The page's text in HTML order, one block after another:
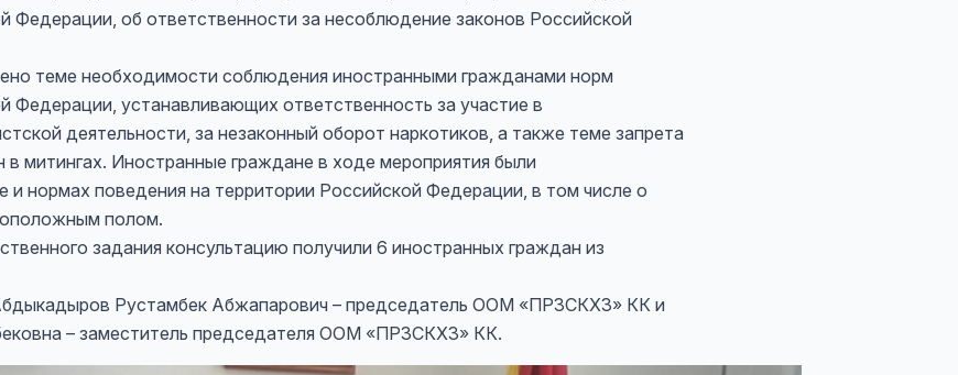
Федерации, об ответственности за несоблюдение законов Российской
теме необходимости соблюдения иностранными гражданами норм
Федерации, устанавливающих ответственность за участие в
деятельности, за незаконный оборот наркотиков, а также теме запрета
в митингах. Иностранные граждане в ходе мероприятия были
и нормах поведения на территории Российской Федерации, в том числе о
полом.
задания консультацию получили 6 иностранных граждан из
Рустамбек Абжапарович – председатель ООМ «ПРЗСКХЗ» КК и
– заместитель председателя ООМ «ПРЗСКХЗ» КК.